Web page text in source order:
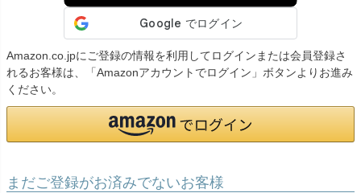
Amazon.co.jpにご登録の情報を利用してログインまたは会員登録さ
れるお客様は、「Amazonアカウントでログイン」ボタンよりお進み
ください。
まだご登録がお済みでないお客様